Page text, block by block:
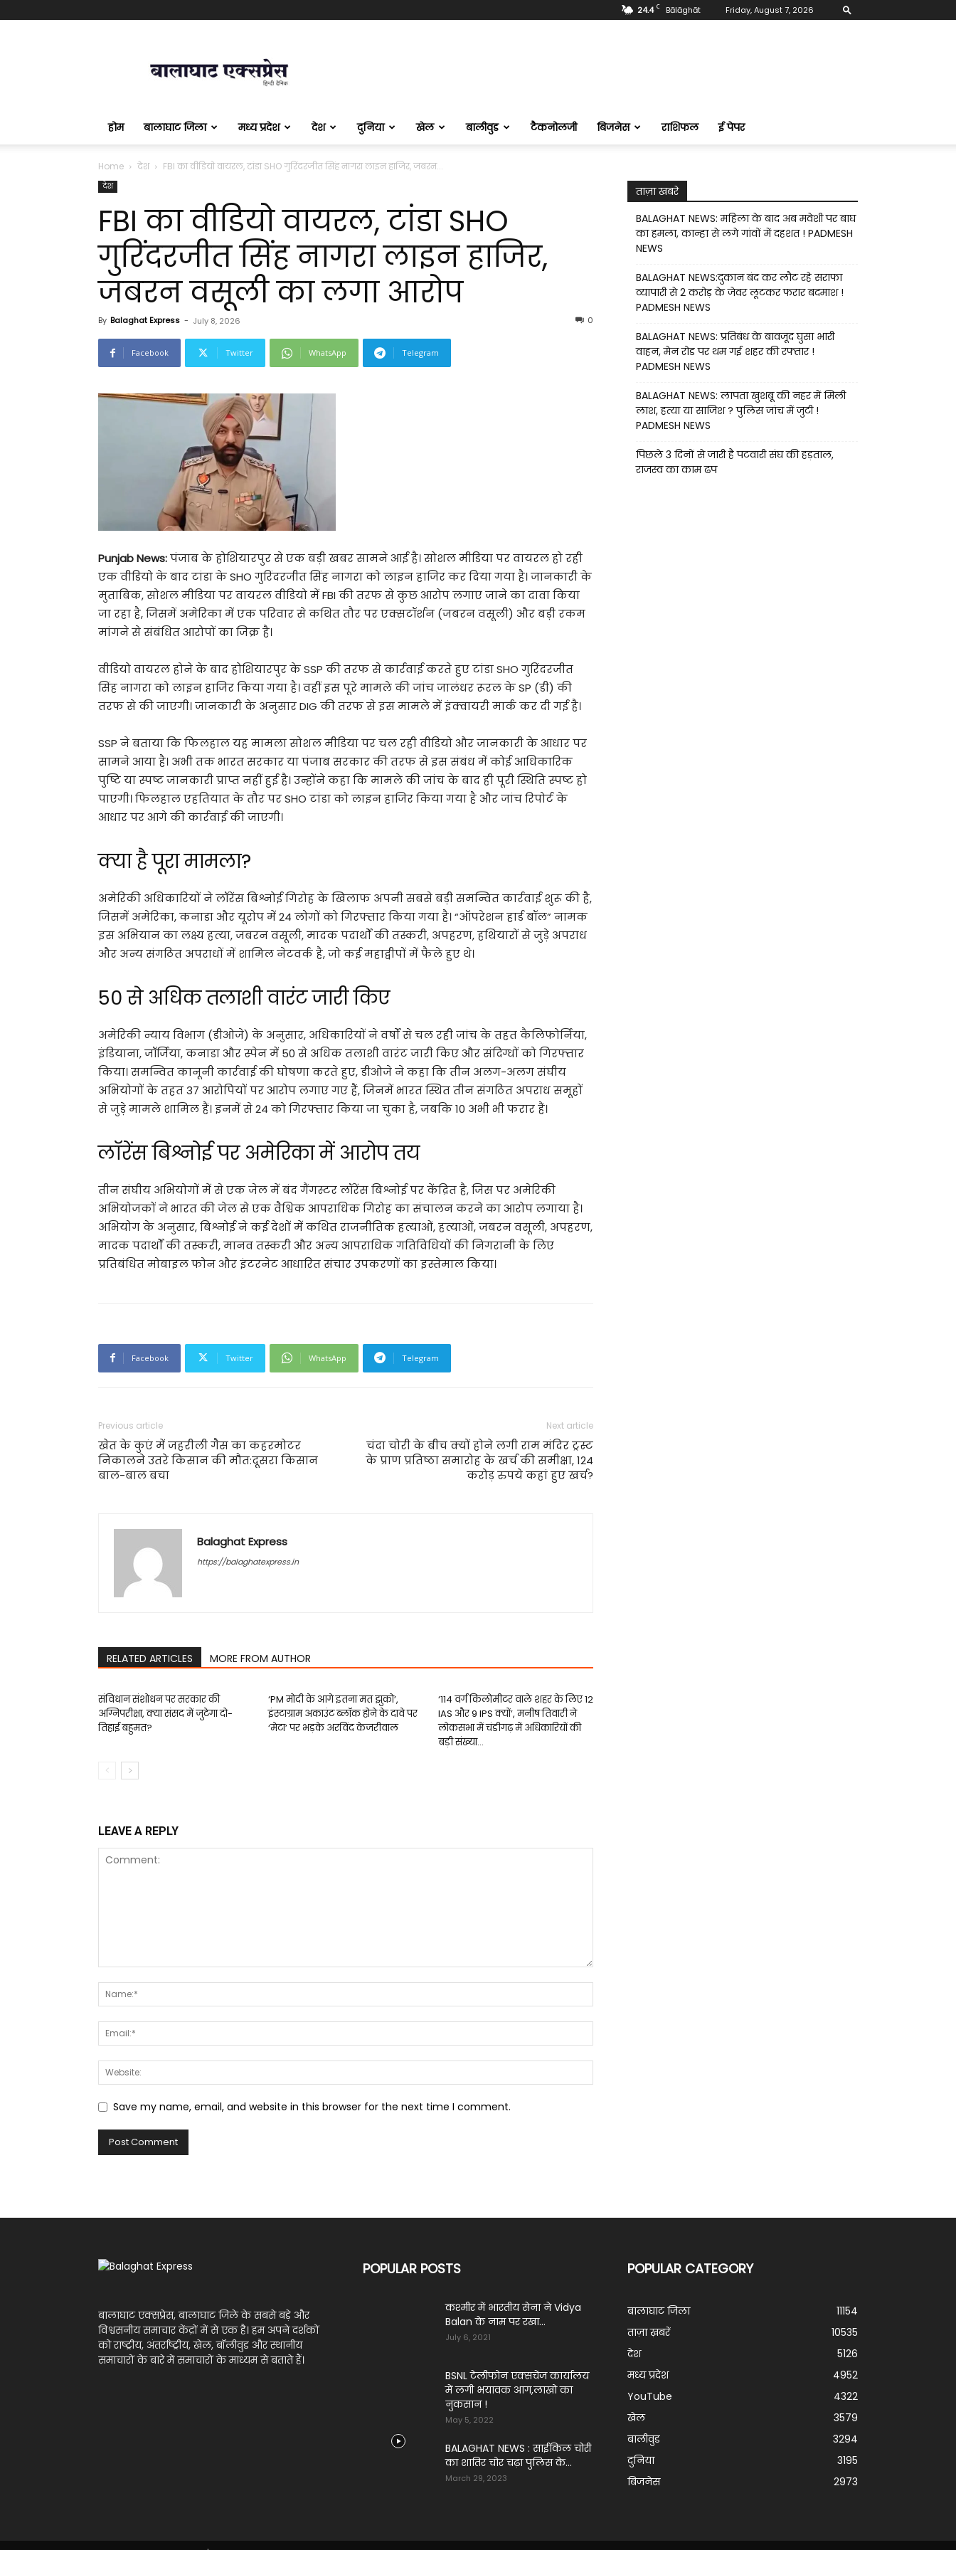
24.4 C Bālāghāt Friday, August 7, 2026
एक्सप्रेस
होम बालाघाट जिला मध्य प्रदेश देश दुनिया खेल बालीवुड टैकनोलजी बिजनेस राशिफल ई पेपर
Home देश FBI का वीडियो वायरल, टांडा SHO गुरिंदरजीत सिंह नागरा लाइन हाजिर, जबरन...
देश
FBI का वीडियो वायरल, टांडा SHO
गुरिंदरजीत सिंह नागरा लाइन हाजिर,
जबरन वसूली का लगा आरोप
By Balaghat Express - July 8, 2026 0
Facebook Twitter WhatsApp Telegram
Punjab News:पंजाब के होशियारपुर से एक बड़ी खबर सामने आई है। सोशल मीडिया पर वायरल हो रही
एक वीडियो के बाद टांडा के SHO गुरिंदरजीत सिंह नागरा को लाइन हाजिर कर दिया गया है। जानकारी के
मुताबिक, सोशल मीडिया पर वायरल वीडियो में FBI की तरफ से कुछ आरोप लगाए जाने का दावा किया
जा रहा है, जिसमें अमेरिका में एक परिवार से कथित तौर पर एक्सटॉर्शन (जबरन वसूली) और बड़ी रकम
मांगने से संबंधित आरोपों का जिक्र है।
वीडियो वायरल होने के बाद होशियारपुर के SSP की तरफ से कार्रवाई करते हुए टांडा SHO गुरिंदरजीत
सिंह नागरा को लाइन हाजिर किया गया है। वहीं इस पूरे मामले की जांच जालंधर रूरल के SP (डी) की
तरफ से की जाएगी। जानकारी के अनुसार DIG की तरफ से इस मामले में इंक्वायरी मार्क कर दी गई है।
SSP ने बताया कि फिलहाल यह मामला सोशल मीडिया पर चल रही वीडियो और जानकारी के आधार पर
सामने आया है। अभी तक भारत सरकार या पंजाब सरकार की तरफ से इस संबंध में कोई आधिकारिक
पुष्टि या स्पष्ट जानकारी प्राप्त नहीं हुई है। उन्होंने कहा कि मामले की जांच के बाद ही पूरी स्थिति स्पष्ट हो
पाएगी। फिलहाल एहतियात के तौर पर SHO टांडा को लाइन हाजिर किया गया है और जांच रिपोर्ट के
आधार पर आगे की कार्रवाई की जाएगी।
क्या है पूरा मामला?
अमेरिकी अधिकारियों ने लॉरेंस बिश्नोई गिरोह के खिलाफ अपनी सबसे बड़ी समन्वित कार्रवाई शुरू की है,
जिसमें अमेरिका, कनाडा और यूरोप में 24 लोगों को गिरफ्तार किया गया है। “ऑपरेशन हार्ड बॉल” नामक
इस अभियान का लक्ष्य हत्या, जबरन वसूली, मादक पदार्थों की तस्करी, अपहरण, हथियारों से जुड़े अपराध
और अन्य संगठित अपराधों में शामिल नेटवर्क है, जो कई महाद्वीपों में फैले हुए थे।
50 से अधिक तलाशी वारंट जारी किए
अमेरिकी न्याय विभाग (डीओजे) के अनुसार, अधिकारियों ने वर्षों से चल रही जांच के तहत कैलिफोर्निया,
इंडियाना, जॉर्जिया, कनाडा और स्पेन में 50 से अधिक तलाशी वारंट जारी किए और संदिग्धों को गिरफ्तार
किया। समन्वित कानूनी कार्रवाई की घोषणा करते हुए, डीओजे ने कहा कि तीन अलग-अलग संघीय
अभियोगों के तहत 37 आरोपियों पर आरोप लगाए गए हैं, जिनमें भारत स्थित तीन संगठित अपराध समूहों
से जुड़े मामले शामिल हैं। इनमें से 24 को गिरफ्तार किया जा चुका है, जबकि 10 अभी भी फरार हैं।
लॉरेंस बिश्नोई पर अमेरिका में आरोप तय
तीन संघीय अभियोगों में से एक जेल में बंद गैंगस्टर लॉरेंस बिश्नोई पर केंद्रित है, जिस पर अमेरिकी
अभियोजकों ने भारत की जेल से एक वैश्विक आपराधिक गिरोह का संचालन करने का आरोप लगाया है।
अभियोग के अनुसार, बिश्नोई ने कई देशों में कथित राजनीतिक हत्याओं, हत्याओं, जबरन वसूली, अपहरण,
मादक पदार्थों की तस्करी, मानव तस्करी और अन्य आपराधिक गतिविधियों की निगरानी के लिए
प्रतिबंधित मोबाइल फोन और इंटरनेट आधारित संचार उपकरणों का इस्तेमाल किया।
Facebook Twitter WhatsApp Telegram
Previous article
खेत के कुएं में जहरीली गैस का कहरमोटर
निकालने उतरे किसान की मौत:दूसरा किसान
बाल-बाल बचा
Next article
चंदा चोरी के बीच क्यों होने लगी राम मंदिर ट्रस्ट
के प्राण प्रतिष्ठा समारोह के खर्च की समीक्षा, 124
करोड़ रुपये कहां हुए खर्च?
Balaghat Express
https://balaghatexpress.in
RELATED ARTICLES MORE FROM AUTHOR
संविधान संशोधन पर सरकार की
अग्निपरीक्षा, क्या संसद में जुटेगा दो-
तिहाई बहुमत?
‘PM मोदी के आगे इतना मत झुको’,
इंस्टाग्राम अकाउंट ब्लॉक होने के दावे पर
‘मेटा’ पर भड़के अरविंद केजरीवाल
‘114 वर्ग किलोमीटर वाले शहर के लिए 12
IAS और 9 IPS क्यों’, मनीष तिवारी ने
लोकसभा में चंडीगढ़ में अधिकारियों की
बड़ी संख्या...
LEAVE A REPLY
Save my name, email, and website in this browser for the next time I comment.
ताज़ा खबरे
BALAGHAT NEWS: महिला के बाद अब मवेशी पर बाघ
का हमला, कान्हा से लगे गांवों में दहशत ! PADMESH
NEWS
BALAGHAT NEWS:दुकान बंद कर लौट रहे सराफा
व्यापारी से 2 करोड़ के जेवर लूटकर फरार बदमाश !
PADMESH NEWS
BALAGHAT NEWS: प्रतिबंध के बावजूद घुसा भारी
वाहन, मेन रोड पर थम गई शहर की रफ्तार !
PADMESH NEWS
BALAGHAT NEWS: लापता खुशबू की नहर में मिली
लाश, हत्या या साजिश ? पुलिस जांच में जुटी !
PADMESH NEWS
पिछले 3 दिनों से जारी है पटवारी संघ की हड़ताल,
राजस्व का काम ढप
बालाघाट एक्सप्रेस, बालाघाट जिले के सबसे बड़े और
विश्वसनीय समाचार केंद्रों में से एक है। हम अपने दर्शकों
को राष्ट्रीय, अंतर्राष्ट्रीय, खेल, बॉलीवुड और स्थानीय
समाचारों के बारे में समाचारों के माध्यम से बताते हैं।
POPULAR POSTS
कश्मीर में भारतीय सेना ने Vidya
Balan के नाम पर रखा...
July 6, 2021
BSNL टेलीफोन एक्सचेंज कार्यालय
में लगी भयावक आग,लाखो का
नुकसान !
May 5, 2022
BALAGHAT NEWS : साईकिल चोरी
का शातिर चोर चढ़ा पुलिस के...
March 29, 2023
POPULAR CATEGORY
बालाघाट जिला
11154
ताज़ा ख़बरें
10535
देश
5126
मध्य प्रदेश
4952
YouTube
4322
खेल
3579
बालीवुड
3294
दुनिया
3195
बिजनेस
2973